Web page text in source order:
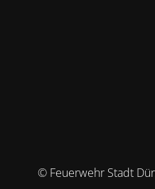
© Feuerwehr Stadt